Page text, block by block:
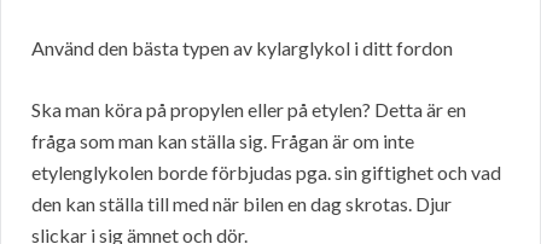
Använd den bästa typen av kylarglykol i ditt fordon
Ska man köra på propylen eller på etylen? Detta är en
fråga som man kan ställa sig. Frågan är om inte
etylenglykolen borde förbjudas pga. sin giftighet och vad
den kan ställa till med när bilen en dag skrotas. Djur
slickar i sig ämnet och dör.